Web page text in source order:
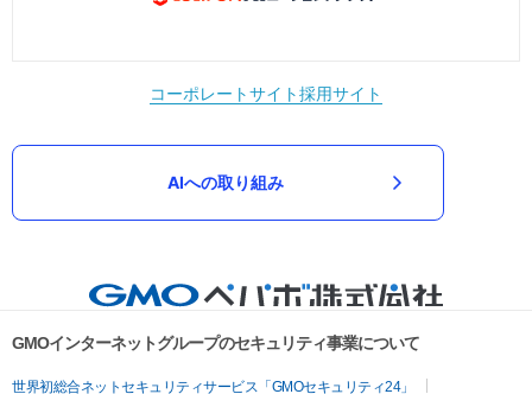
コーポレートサイト採用サイト
AIへの取り組み
GMOインターネットグループのセキュリティ事業について
世界初総合ネットセキュリティサービス「GMOセキュリティ24」